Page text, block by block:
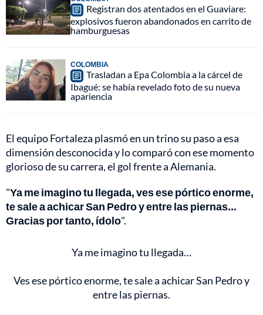
Registran dos atentados en el Guaviare:
explosivos fueron abandonados en carrito de
hamburguesas
COLOMBIA
Trasladan a Epa Colombia a la cárcel de
Ibagué: se había revelado foto de su nueva
apariencia
El equipo Fortaleza plasmó en un trino su paso a esa
dimensión desconocida y lo comparó con ese momento
glorioso de su carrera, el gol frente a Alemania.
"Ya me imagino tu llegada, ves ese pórtico enorme,
te sale a achicar San Pedro y entre las piernas...
Gracias por tanto, ídolo".
Ya me imagino tu llegada…
Ves ese pórtico enorme, te sale a achicar San Pedro y
entre las piernas.